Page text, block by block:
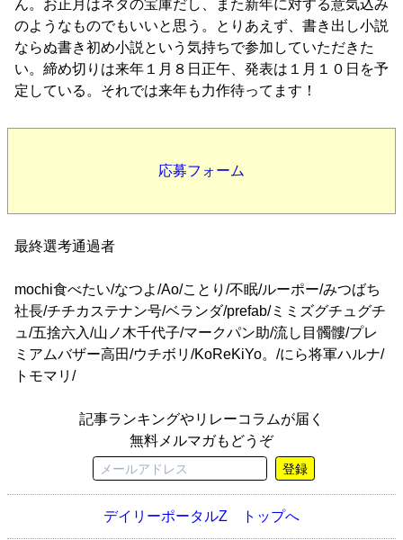
ん。お正月はネタの宝庫だし、また新年に対する意気込み
のようなものでもいいと思う。とりあえず、書き出し小説
ならぬ書き初め小説という気持ちで参加していただきた
い。締め切りは来年１月８日正午、発表は１月１０日を予
定している。それでは来年も力作待ってます！
応募フォーム
最終選考通過者
mochi食べたい/なつよ/Ao/ことり/不眠/ルーポー/みつばち
社長/チチカステナン号/ベランダ/prefab/ミミズグチュグチ
ュ/五捨六入/山ノ木千代子/マークパン助/流し目髑髏/プレ
ミアムバザー高田/ウチボリ/KoReKiYo。/にら将軍ハルナ/
トモマリ/
記事ランキングやリレーコラムが届く
無料メルマガもどうぞ
登録
デイリーポータルZ トップへ